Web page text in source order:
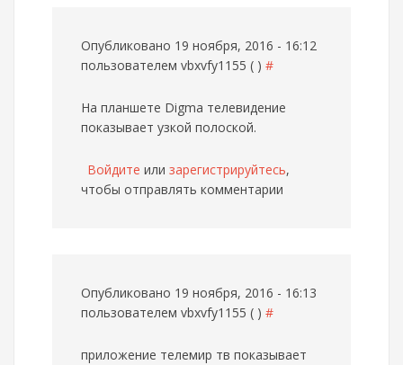
Опубликовано 19 ноября, 2016 - 16:12
пользователем vbxvfy1155 ( ) #
На планшете Digma телевидение
показывает узкой полоской.
Войдите или зарегистрируйтесь,
чтобы отправлять комментарии
Опубликовано 19 ноября, 2016 - 16:13
пользователем vbxvfy1155 ( ) #
приложение телемир тв показывает